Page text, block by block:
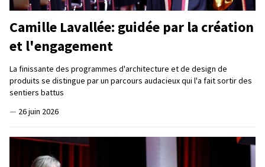
Camille Lavallée: guidée par la création
et l'engagement
La finissante des programmes d'architecture et de design de
produits se distingue par un parcours audacieux qui l'a fait sortir des
sentiers battus
— 26 juin 2026